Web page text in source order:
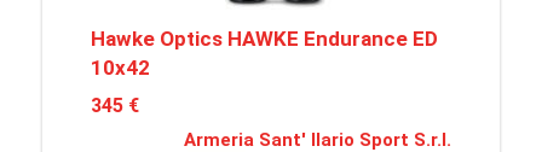
Hawke Optics HAWKE Endurance ED
10x42
345 €
Armeria Sant' Ilario Sport S.r.l.